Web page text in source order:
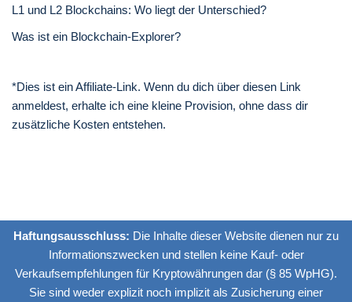
L1 und L2 Blockchains: Wo liegt der Unterschied?
Was ist ein Blockchain-Explorer?
*Dies ist ein Affiliate-Link. Wenn du dich über diesen Link
anmeldest, erhalte ich eine kleine Provision, ohne dass dir
zusätzliche Kosten entstehen.
Haftungsausschluss: Die Inhalte dieser Website dienen nur zu
Informationszwecken und stellen keine Kauf- oder
Verkaufsempfehlungen für Kryptowährungen dar (§ 85 WpHG).
Sie sind weder explizit noch implizit als Zusicherung einer